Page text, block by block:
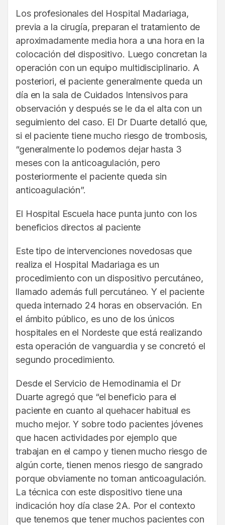
Los profesionales del Hospital Madariaga,
previa a la cirugía, preparan el tratamiento de
aproximadamente media hora a una hora en la
colocación del dispositivo. Luego concretan la
operación con un equipo multidisciplinario. A
posteriori, el paciente generalmente queda un
día en la sala de Cuidados Intensivos para
observación y después se le da el alta con un
seguimiento del caso. El Dr Duarte detalló que,
si el paciente tiene mucho riesgo de trombosis,
“generalmente lo podemos dejar hasta 3
meses con la anticoagulación, pero
posteriormente el paciente queda sin
anticoagulación”.
El Hospital Escuela hace punta junto con los
beneficios directos al paciente
Este tipo de intervenciones novedosas que
realiza el Hospital Madariaga es un
procedimiento con un dispositivo percutáneo,
llamado además full percutáneo. Y el paciente
queda internado 24 horas en observación. En
el ámbito público, es uno de los únicos
hospitales en el Nordeste que está realizando
esta operación de vanguardia y se concretó el
segundo procedimiento.
Desde el Servicio de Hemodinamia el Dr
Duarte agregó que “el beneficio para el
paciente en cuanto al quehacer habitual es
mucho mejor. Y sobre todo pacientes jóvenes
que hacen actividades por ejemplo que
trabajan en el campo y tienen mucho riesgo de
algún corte, tienen menos riesgo de sangrado
porque obviamente no toman anticoagulación.
La técnica con este dispositivo tiene una
indicación hoy día clase 2A. Por el contexto
que tenemos que tener muchos pacientes con